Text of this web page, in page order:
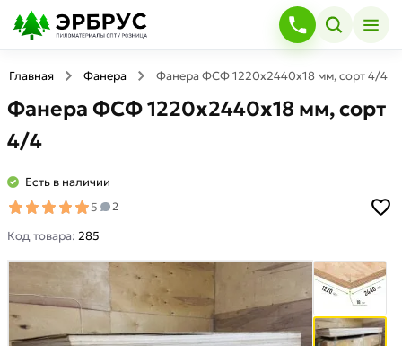
Главная Фанера Фанера ФСФ 1220х2440х18 мм, сорт 4/4
Фанера ФСФ 1220х2440х18 мм, сорт
4/4
Есть в наличии
5
2
Код товара: 285